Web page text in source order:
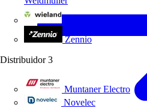
Zennio
Distribuidor 3
Muntaner Electro
Novelec